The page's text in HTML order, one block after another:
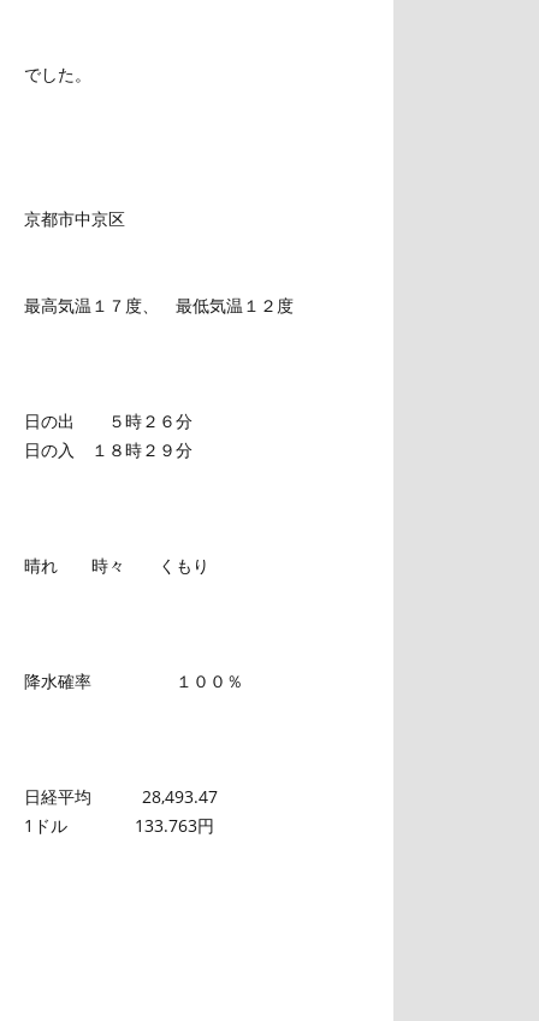
でした。
京都市中京区
最高気温１７度、 最低気温１２度
日の出 ５時２６分
日の入 １８時２９分
晴れ 時々 くもり
降水確率 １００％
日経平均 28,493.47
1ドル 133.763円